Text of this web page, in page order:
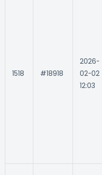
1518 #18918
2026-
02-02
12:03